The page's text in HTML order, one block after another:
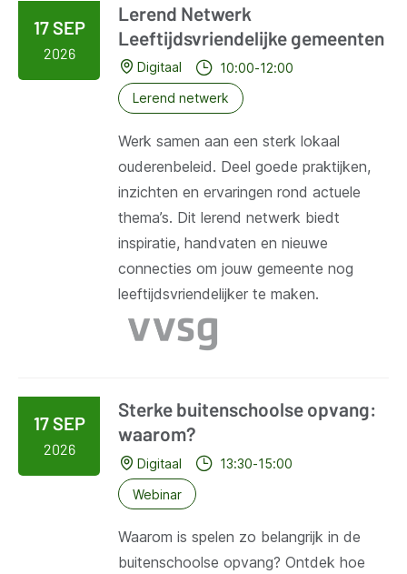
17 SEP
2026
Lerend Netwerk
Leeftijdsvriendelijke gemeenten
Digitaal
10:00-12:00
Lerend netwerk
Werk samen aan een sterk lokaal
ouderenbeleid. Deel goede praktijken,
inzichten en ervaringen rond actuele
thema’s. Dit lerend netwerk biedt
inspiratie, handvaten en nieuwe
connecties om jouw gemeente nog
leeftijdsvriendelijker te maken.
17 SEP
2026
Sterke buitenschoolse opvang:
waarom?
Digitaal
13:30-15:00
Webinar
Waarom is spelen zo belangrijk in de
buitenschoolse opvang? Ontdek hoe